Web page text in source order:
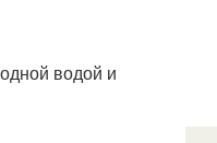
водой и